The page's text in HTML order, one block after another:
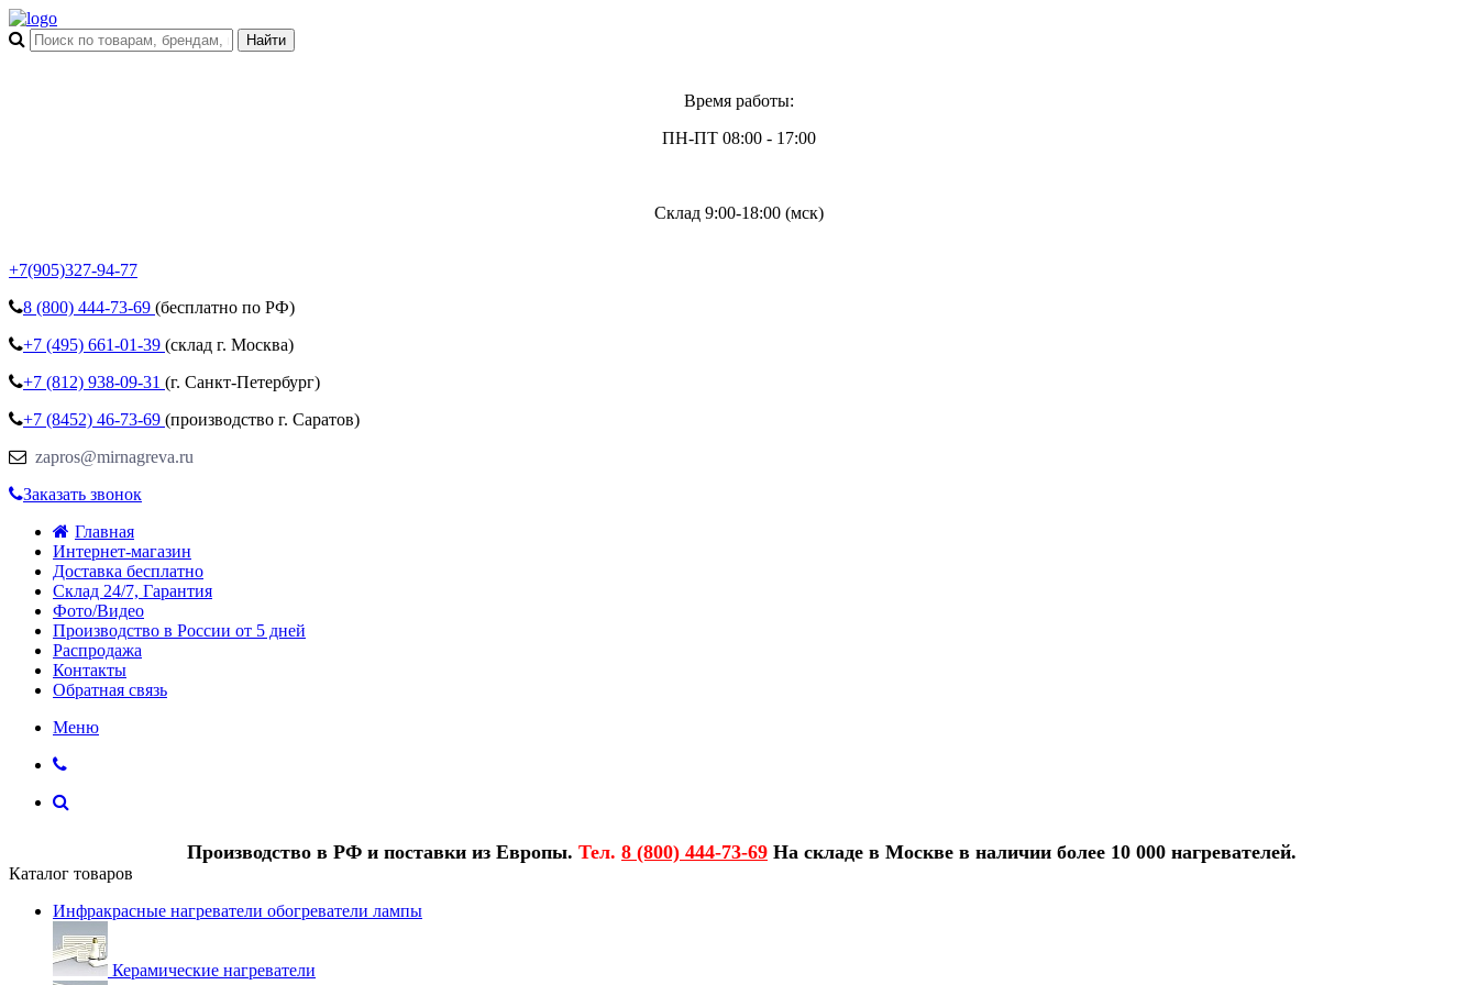
Время работы:
ПН-ПТ 08:00 - 17:00
Склад 9:00-18:00 (мск)
+7(905)327-94-77
8 (800) 444-73-69 (бесплатно по РФ)
+7 (495) 661-01-39 (склад г. Москва)
+7 (812) 938-09-31 (г. Санкт-Петербург)
+7 (8452) 46-73-69 (производство г. Саратов)
zapros@mirnagreva.ru
Заказать звонок
Главная
Интернет-магазин
Доставка бесплатно
Склад 24/7, Гарантия
Фото/Видео
Производство в России от 5 дней
Распродажа
Контакты
Обратная связь
Меню
Производство в РФ и поставки из Европы. Тел. 8 (800) 444-73-69 На складе в Москве в наличии более 10 000 нагревателей.
Каталог товаров
Инфракрасные нагреватели обогреватели лампы
Керамические нагреватели